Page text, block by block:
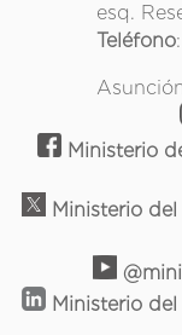
esq.
Teléfono
Ministerio
Ministerio
Ministerio